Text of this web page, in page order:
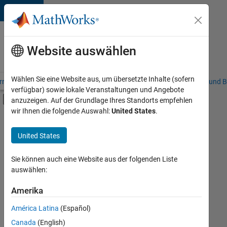
Weiter zum Inhalt
Karriere
bei
MathWorks
– Übersicht Stellensuche Niederlassungen Studierende und
Umschaltung für Off-Canvas-
Hauptinhalt
Praktika
Commercial Sales
Inside Sales
Sales Operations
Marketing Communications
Business Model Team
Legal
+7
Derzeit
es
keine
Website auswählen
Wählen Sie eine Website aus, um übersetzte Inhalte (sofern
verfügbar) sowie lokale Veranstaltungen und Angebote
anzuzeigen. Auf der Grundlage Ihres Standorts empfehlen
wir Ihnen die folgende Auswahl:United States.
United States
Sie können auch eine Website aus der folgenden Liste
auswählen:
Amerika
América Latina (Español)
Canada (English)